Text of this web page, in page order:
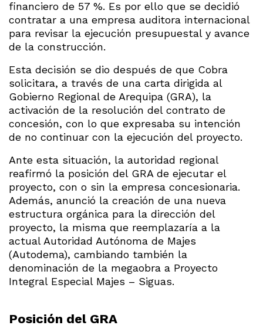
financiero de 57 %. Es por ello que se decidió
contratar a una empresa auditora internacional
para revisar la ejecución presupuestal y avance
de la construcción.
Esta decisión se dio después de que Cobra
solicitara, a través de una carta dirigida al
Gobierno Regional de Arequipa (GRA), la
activación de la resolución del contrato de
concesión, con lo que expresaba su intención
de no continuar con la ejecución del proyecto.
Ante esta situación, la autoridad regional
reafirmó la posición del GRA de ejecutar el
proyecto, con o sin la empresa concesionaria.
Además, anunció la creación de una nueva
estructura orgánica para la dirección del
proyecto, la misma que reemplazaría a la
actual Autoridad Autónoma de Majes
(Autodema), cambiando también la
denominación de la megaobra a Proyecto
Integral Especial Majes – Siguas.
Posición del GRA